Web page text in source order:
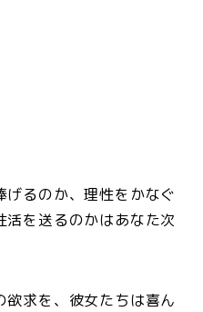
るのか、理性をかなぐ
活を送るのかはあなた次
求を、彼女たちは喜ん